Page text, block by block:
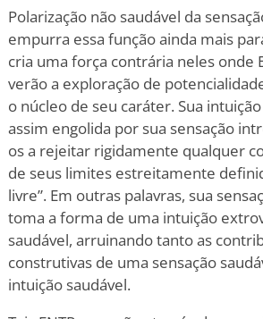
Polarização não saudável da
empurra essa função ainda mais
cria uma força contrária neles onde
verão a exploração de
o núcleo de seu caráter. Sua
assim engolida por sua sensação
os a rejeitar rigidamente qualquer
de seus limites estreitamente
livre”. Em outras palavras, sua
toma a forma de uma intuição
saudável, arruinando tanto as
construtivas de uma sensação
intuição saudável.